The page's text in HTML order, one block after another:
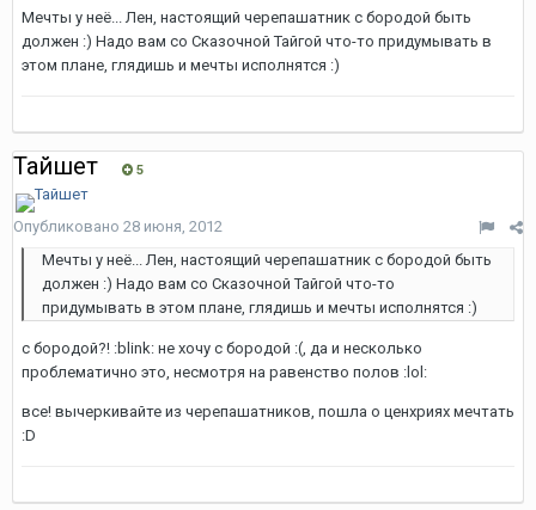
Мечты у неё... Лен, настоящий черепашатник с бородой быть
должен :) Надо вам со Сказочной Тайгой что-то придумывать в
этом плане, глядишь и мечты исполнятся :)
Тайшет 5
Опубликовано 28 июня, 2012
Мечты у неё... Лен, настоящий черепашатник с бородой быть
должен :) Надо вам со Сказочной Тайгой что-то
придумывать в этом плане, глядишь и мечты исполнятся :)
с бородой?! :blink: не хочу с бородой :(, да и несколько
проблематично это, несмотря на равенство полов :lol:
все! вычеркивайте из черепашатников, пошла о ценхриях мечтать
:D